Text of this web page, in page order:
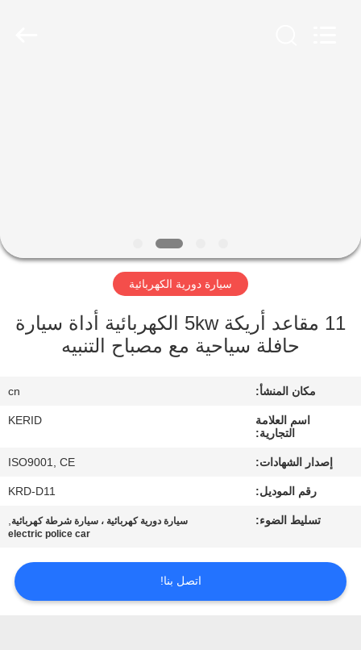
حولنا
في
المصنع
مراقبة
الجودة
اتصل
أخبار
اطلب
سيارة دورية الكهربائية
11 مقاعد أريكة 5kw الكهربائية أداة سيارة
حافلة سياحية مع مصباح التنبيه
مكان المنشأ: cn
اسم العلامة
التجارية:
KERID
إصدار الشهادات: ISO9001, CE
رقم الموديل: KRD-D11
تسليط الضوء: سيارة دورية كهربائية ، سيارة شرطة كهربائية,
electric police car
اتصل بنا!